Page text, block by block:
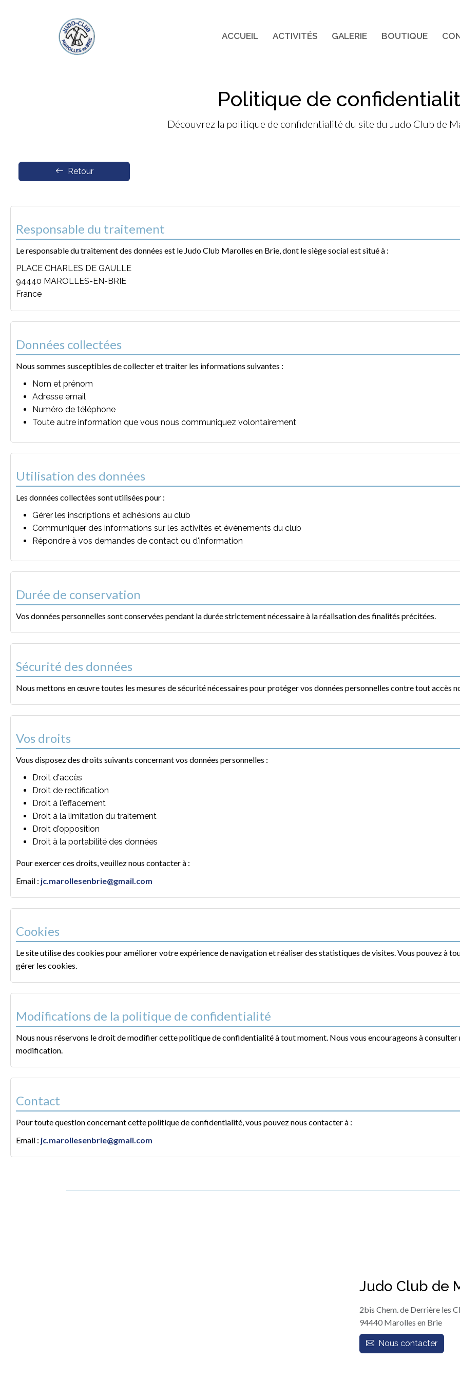
ACCUEIL ACTIVITÉS GALERIE BOUTIQUE
Politique de
Découvrez la politique de confidentialité du site du Judo Club de
Retour
Responsable du traitement
Le responsable du traitement des données est le Judo Club Marolles en Brie, dont le siège social est situé à :
PLACE CHARLES DE GAULLE
94440 MAROLLES-EN-BRIE
France
Données collectées
Nous sommes susceptibles de collecter et traiter les informations suivantes :
Nom et prénom
Adresse email
Numéro de téléphone
Toute autre information que vous nous communiquez volontairement
Utilisation des données
Les données collectées sont utilisées pour :
Gérer les inscriptions et adhésions au club
Communiquer des informations sur les activités et événements du club
Répondre à vos demandes de contact ou d'information
Durée de conservation
Vos données personnelles sont conservées pendant la durée strictement nécessaire à la réalisation des finalités précitées.
Sécurité des données
Nous mettons en œuvre toutes les mesures de sécurité nécessaires pour protéger vos données personnelles contre tout
Vos droits
Vous disposez des droits suivants concernant vos données personnelles :
Droit d'accès
Droit de rectification
Droit à l'effacement
Droit à la limitation du traitement
Droit d'opposition
Droit à la portabilité des données
Pour exercer ces droits, veuillez nous contacter à :
Email : jc.marollesenbrie@gmail.com
Cookies
Le site utilise des cookies pour améliorer votre expérience de navigation et réaliser des statistiques de visites. Vous pouvez à
gérer les cookies.
Modifications de la politique de confidentialité
Nous nous réservons le droit de modifier cette politique de confidentialité à tout moment. Nous vous encourageons à
modification.
Contact
Pour toute question concernant cette politique de confidentialité, vous pouvez nous contacter à :
Email : jc.marollesenbrie@gmail.com
Judo Club de
2bis Chem. de Derrière les
94440 Marolles en Brie
Nous contacter